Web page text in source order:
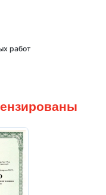
работ